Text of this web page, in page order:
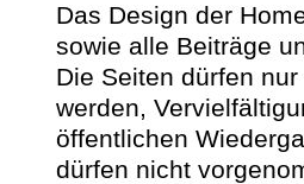
Das Design der
sowie alle Beiträge
Die Seiten dürfen
werden,
öffentlichen
dürfen nicht